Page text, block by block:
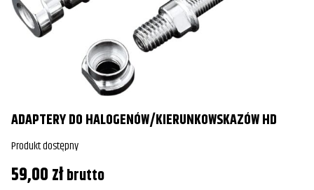
ADAPTERY DO HALOGENÓW/KIERUNKOWSKAZÓW HD
Produkt dostępny
59,00złbrutto